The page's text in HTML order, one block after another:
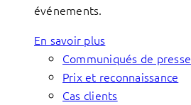
événements.
En savoir plus
Communiqués de presse
Prix et reconnaissance
Cas clients